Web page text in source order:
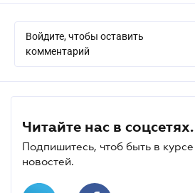
Войдите, чтобы оставить
комментарий
Читайте нас в соцсетях.
Подпишитесь, чтоб быть в
новостей.